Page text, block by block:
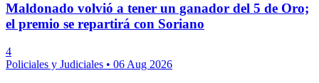
Maldonado volvió a tener un ganador del 5 de Oro;
el premio se repartirá con Soriano
4
Policiales y Judiciales • 06 Aug 2026